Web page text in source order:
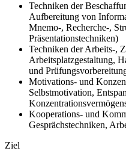
Techniken der
Aufbereitung von
Mnemo-, Recherche-,
Präsentationstechniken)
Techniken der Arbeits-,
Arbeitsplatzgestaltung,
und
Motivations- und
Selbstmotivation,
Kooperations- und
Gesprächstechniken,
Ziel